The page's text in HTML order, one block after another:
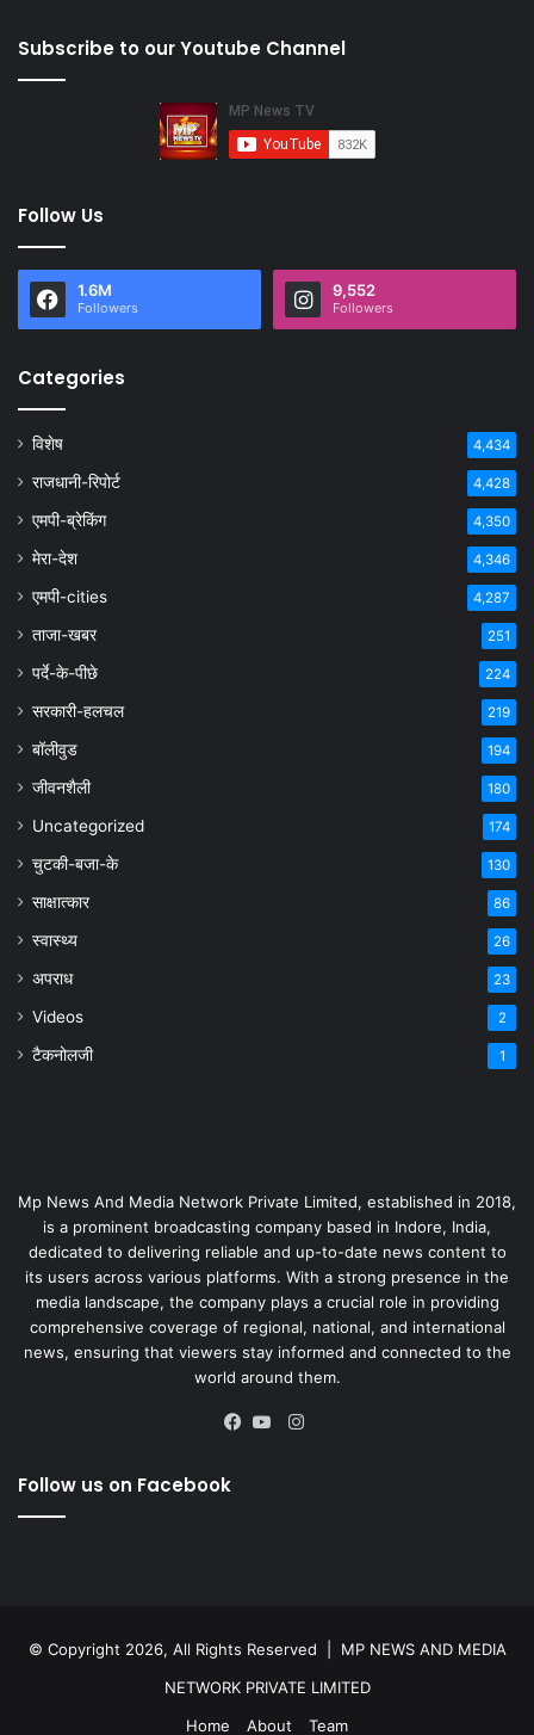
Subscribe to our Youtube Channel
Follow Us
1.6M
Followers
9,552
Followers
Categories
विशेष 4,434
राजधानी-रिपोर्ट 4,428
एमपी-ब्रेकिंग 4,350
मेरा-देश 4,346
एमपी-cities 4,287
ताजा-खबर 251
पर्दे-के-पीछे 224
सरकारी-हलचल 219
बॉलीवुड 194
जीवनशैली 180
Uncategorized 174
चुटकी-बजा-के 130
साक्षात्कार 86
स्वास्थ्य 26
अपराध 23
Videos 2
टैकनोलजी 1
Mp News And Media Network Private Limited, established in 2018,
is a prominent broadcasting company based in Indore, India,
dedicated to delivering reliable and up-to-date news content to
its users across various platforms. With a strong presence in the
media landscape, the company plays a crucial role in providing
comprehensive coverage of regional, national, and international
news, ensuring that viewers stay informed and connected to the
world around them.
Instagram
Follow us on Facebook
© Copyright 2026, All Rights Reserved | MP NEWS AND MEDIA
NETWORK PRIVATE LIMITED
Home
About Team